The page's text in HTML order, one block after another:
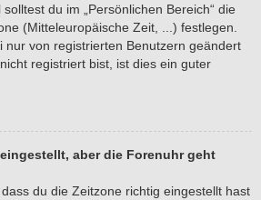
du im „Persönlichen Bereich“ die
(Mitteleuropäische Zeit, ...) festlegen.
nur von registrierten Benutzern geändert
registriert bist, ist dies ein guter
aber die Forenuhr geht
du die Zeitzone richtig eingestellt hast